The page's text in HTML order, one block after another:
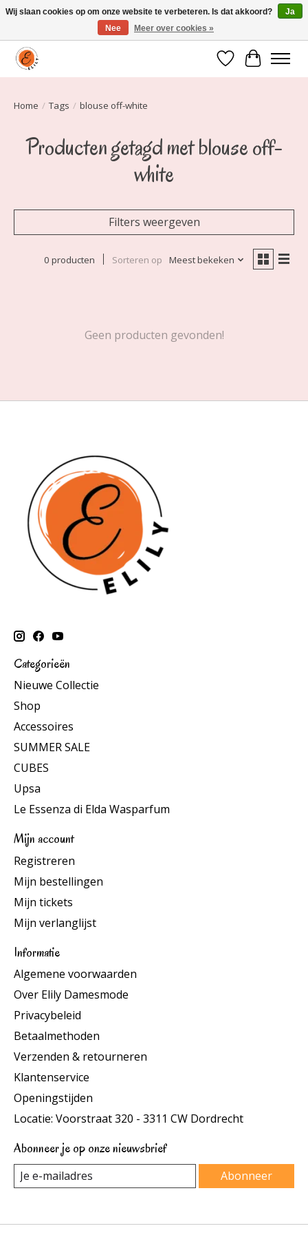
Elily is er om jou te laten stralen! Mode vanaf maat 34 t/m 54
Verlanglijst
Home / Tags / blouse off-white
Producten getagd met blouse off-
white
Filters weergeven
0 producten Sorteren op Meest bekeken
Geen producten gevonden!
Categorieën
Nieuwe Collectie
Shop
Accessoires
SUMMER SALE
CUBES
Upsa
Le Essenza di Elda Wasparfum
Mijn account
Registreren
Mijn bestellingen
Mijn tickets
Mijn verlanglijst
Informatie
Algemene voorwaarden
Over Elily Damesmode
Privacybeleid
Betaalmethoden
Verzenden & retourneren
Klantenservice
Openingstijden
Locatie: Voorstraat 320 - 3311 CW Dordrecht
Abonneer je op onze nieuwsbrief
Abonneer
Wij slaan cookies op om onze website te verbeteren. Is dat akkoord?
Ja
Nee
Meer over cookies »